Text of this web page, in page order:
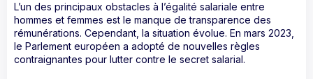
L’un des principaux obstacles à l’égalité salariale entre
hommes et femmes est le manque de transparence des
rémunérations. Cependant, la situation évolue. En mars 2023,
le Parlement européen a adopté de nouvelles règles
contraignantes pour lutter contre le secret salarial.